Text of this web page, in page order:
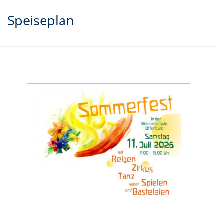
Speiseplan